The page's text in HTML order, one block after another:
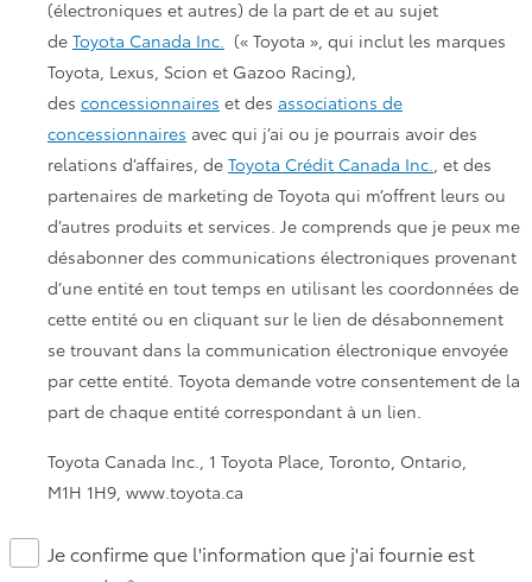
(électroniques et autres) de la part de et au sujet
de Toyota Canada Inc.
(« Toyota », qui inclut les marques
Toyota, Lexus, Scion et Gazoo Racing),
des concessionnaires et des associations de
concessionnaires avec qui j’ai ou je pourrais avoir des
relations d’affaires, de Toyota Crédit Canada Inc. , et des
partenaires de marketing de Toyota qui m’offrent leurs ou
d’autres produits et services. Je comprends que je peux me
désabonner des communications électroniques provenant
d’une entité en tout temps en utilisant les coordonnées de
cette entité ou en cliquant sur le lien de désabonnement
se trouvant dans la communication électronique envoyée
par cette entité. Toyota demande votre consentement de la
part de chaque entité correspondant à un lien.
Toyota Canada Inc., 1 Toyota Place, Toronto, Ontario,
M1H 1H9, www.toyota.ca
Je confirme que l'information que j'ai fournie est